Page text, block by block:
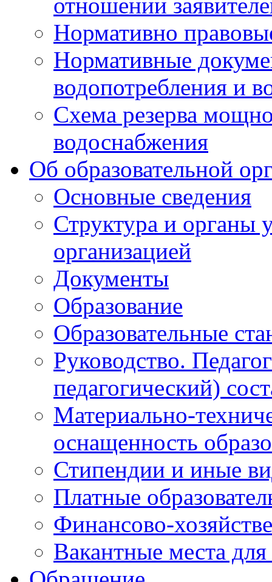
Нормативно
Нормативные
водопотребления и
Схема резерва
водоснабжения
Об образовательной
Основные сведения
Структура и органы
организацией
Документы
Образование
Образовательные
Руководство.
педагогический)
Материально-
оснащенность
Стипендии и иные
Платные
Финансово-
Вакантные места